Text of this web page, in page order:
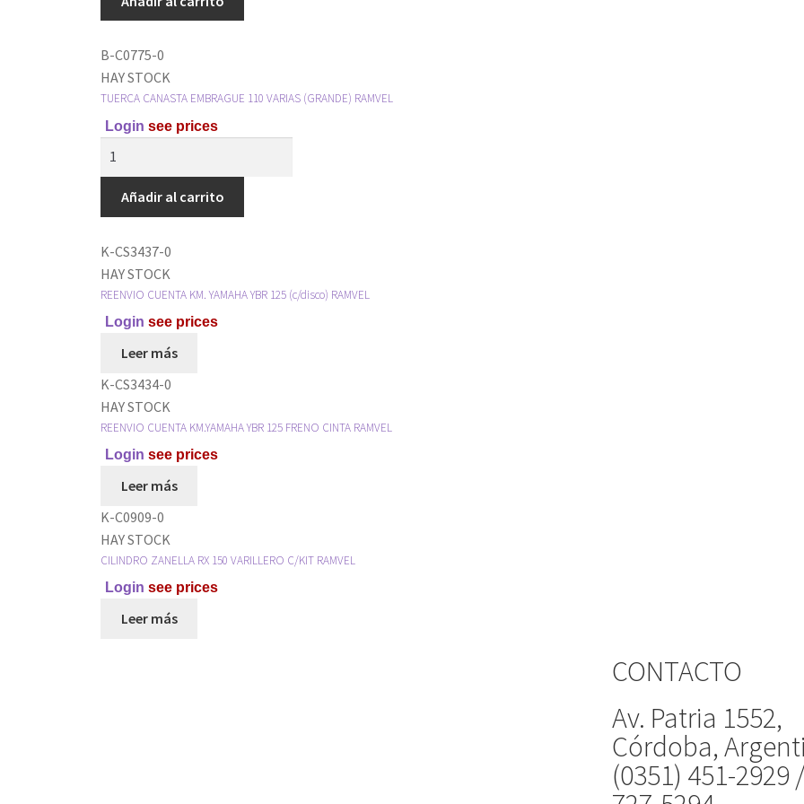
B-C0775-0
HAY STOCK
TUERCA CANASTA EMBRAGUE 110 VARIAS (GRANDE) RAMVEL
Login see prices
Añadir al carrito
K-CS3437-0
HAY STOCK
REENVIO CUENTA KM. YAMAHA YBR 125 (c/disco) RAMVEL
Login see prices
Leer más
K-CS3434-0
HAY STOCK
REENVIO CUENTA KM.YAMAHA YBR 125 FRENO CINTA RAMVEL
Login see prices
Leer más
K-C0909-0
HAY STOCK
CILINDRO ZANELLA RX 150 VARILLERO C/KIT RAMVEL
Login see prices
Leer más
CONTACTO
Av. Patria 1552,
Córdoba,
(0351) 451-2929 /